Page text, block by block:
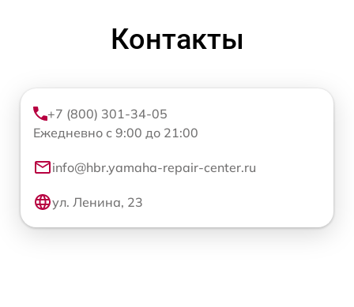
Контакты
+7 (800) 301-34-05
Ежедневно с 9:00 до 21:00
info@hbr.yamaha-repair-center.ru
ул. Ленина, 23